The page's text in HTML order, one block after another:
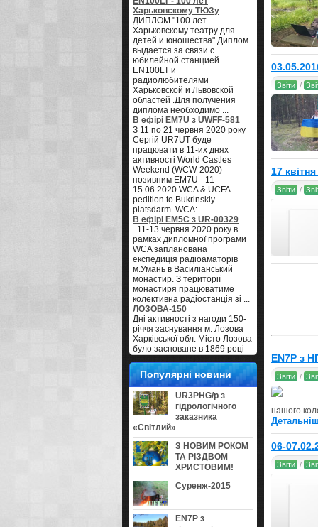
Харьковскому ТЮЗу
ДИПЛОМ "100 лет
Харьковскому театру для
детей и юношества" Диплом
выдается за связи с
юбилейной станцией
EN100LT и
радиолюбителями
Харьковской и Львовской
областей .Для получения
диплома необходимо ...
В ефірі EM7U з UWFF-581
З 11 по 21 червня 2020 року
Сергій UR7UT буде
працювати в 11-их днях
активності World Castles
Weekend (WCW-2020)
позивним EM7U - 11-
15.06.2020 WCA & UCFA
pedition to Bukrinskiy
platsdarm. WCA: ...
В ефірі EM5C з UR-00329
11-13 червня 2020 року в
рамках дипломної програми
WCA запланована
експедиція радіоаматорів
м.Умань в Василіанський
монастир. З території
монастиря працюватиме
колективна радіостанція зі ...
ЛОЗОВА-150
Дні активності з нагоди 150-
річчя заснування м. Лозова
Харківської обл. Місто Лозова
було засноване в 1869 році
зв'язку з будівництвом
Курсько-Харківсько-Азовської
залізниці. ...
UR7GO нуждается в
помощи
Всем GE! Наш активный
контестмен и постоянный
участник в Команде EM5HQ
Александр UR7GO
нуждается в нашей
поддержке и помощи. В 2013
году ему пришлось
перенести две серьезные
онко операции. Тогда его ...
За Вас, за нас, и за МАРРАД
Согласно плана
Популярні новини
UR3PHG/p з
гідрологічного
заказника
«Світлий»
З НОВИМ РОКОМ
ТА РІЗДВОМ
ХРИСТОВИМ!
Суренж-2015
EN7P з
Звіти /
17
Звіти /
EN7P з
Звіти /
нашого
06-
Звіти /